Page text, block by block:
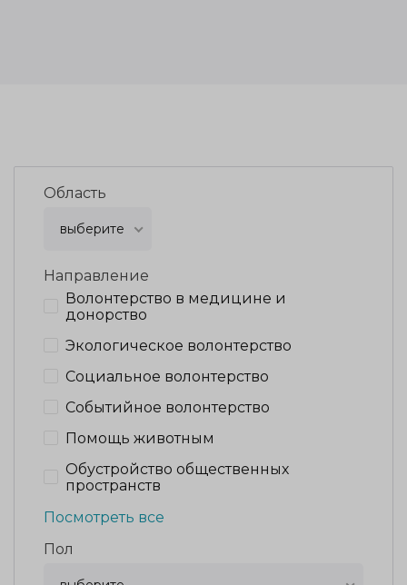
Область
выберите
Направление
Волонтерство в медицине и
донорство
Экологическое волонтерство
Социальное волонтерство
Событийное волонтерство
Помощь животным
Обустройство общественных
пространств
Посмотреть все
Пол